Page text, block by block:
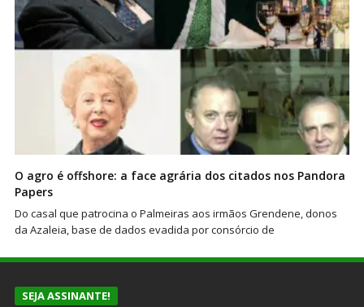
O agro é offshore: a face agrária dos citados nos Pandora
Papers
Do casal que patrocina o Palmeiras aos irmãos Grendene, donos
da Azaleia, base de dados evadida por consórcio de
SEJA ASSINANTE!